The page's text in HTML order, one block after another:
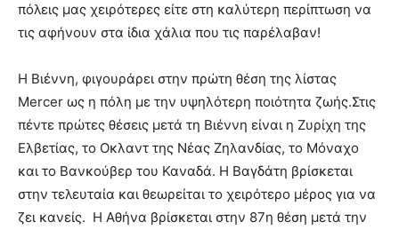
πόλεις μας χειρότερες είτε στη καλύτερη περίπτωση να
τις αφήνουν στα ίδια χάλια που τις παρέλαβαν!
Η Βιέννη, φιγουράρει στην πρώτη θέση της λίστας
Mercer ως η πόλη με την υψηλότερη ποιότητα ζωής.Στις
πέντε πρώτες θέσεις μετά τη Βιέννη είναι η Ζυρίχη της
Ελβετίας, το Οκλαντ της Νέας Ζηλανδίας, το Μόναχο
και το Βανκούβερ του Καναδά. Η Βαγδάτη βρίσκεται
στην τελευταία και θεωρείται το χειρότερο μέρος για να
ζει κανείς. Η Αθήνα βρίσκεται στην 87η θέση μετά την